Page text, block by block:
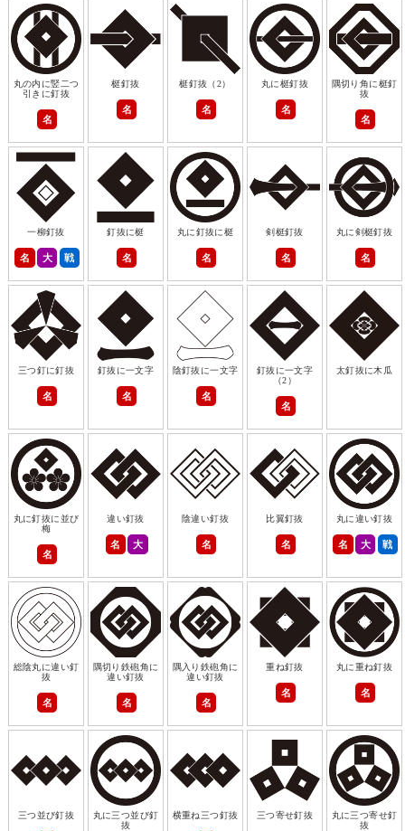
丸の内に竪二つ
引きに釘抜
名
梃釘抜
名
梃釘抜（2）
名
丸に梃釘抜
名
隅切り角に梃釘
抜
名
一柳釘抜
名 大 戦
釘抜に梃
名
丸に釘抜に梃
名
剣梃釘抜
名
丸に剣梃釘抜
名
三つ釘に釘抜
名
釘抜に一文字
名
陰釘抜に一文字
名
釘抜に一文字
（2）
名
太釘抜に木瓜
丸に釘抜に並び
梅
名
違い釘抜
名 大
陰違い釘抜
名
比翼釘抜
名
丸に違い釘抜
名 大 戦
総陰丸に違い釘
抜
名
隅切り鉄砲角に
違い釘抜
名
隅入り鉄砲角に
違い釘抜
名
重ね釘抜
名
丸に重ね釘抜
名
三つ並び釘抜
丸に三つ並び釘
抜
横重ね三つ釘抜 三つ寄せ釘抜
丸に三つ寄せ釘
抜